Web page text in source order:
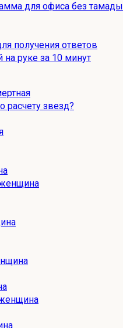
для офиса без тамады
получения ответов
руке за 10 минут
расчету звезд?